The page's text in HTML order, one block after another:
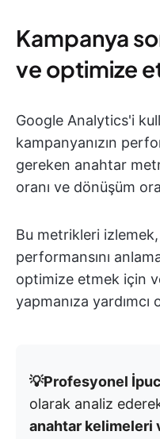
Kampanya
ve optimize
Google Analytics'i
kampanyanızın
gereken anahtar
oranı ve dönüşüm
Bu metrikleri izlemek,
performansını
optimize etmek için
yapmanıza yardımcı
💡Profesyonel
olarak analiz
anahtar kelimeleri